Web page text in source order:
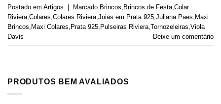
Postado em Artigos | Marcado Brincos Brincos de Festa Colar
Riviera Colares Colares Riviera Joias em Prata 925 Juliana Paes Maxi
Brincos Maxi Colares Prata 925 Pulseiras Riviera Tornozeleiras Viola
Davis
Deixe um comentário
PRODUTOS BEM AVALIADOS